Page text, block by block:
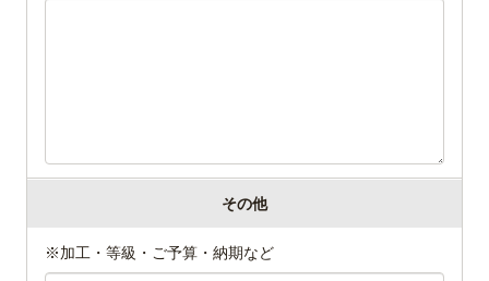
その他
※加工・等級・ご予算・納期など